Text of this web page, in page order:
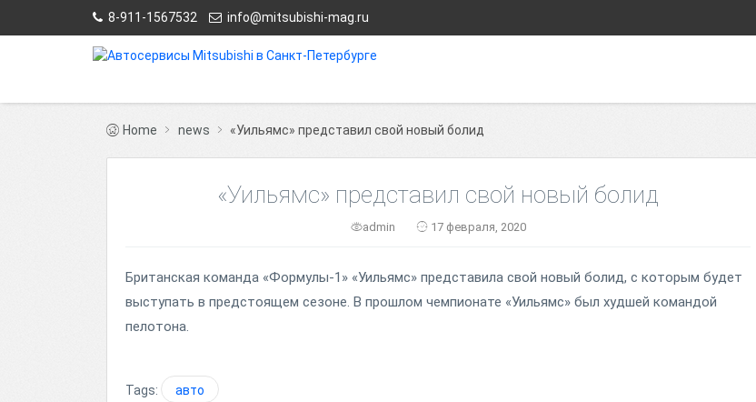
8-911-1567532 info@mitsubishi-mag.ru
Home news «Уильямс» представил свой новый болид
«Уильямс» представил свой новый болид
admin 17 февраля, 2020
Британская команда «Формулы-1» «Уильямс» представила свой новый болид, с которым будет
выступать в предстоящем сезоне. В прошлом чемпионате «Уильямс» был худшей командой
пелотона.
Tags: авто